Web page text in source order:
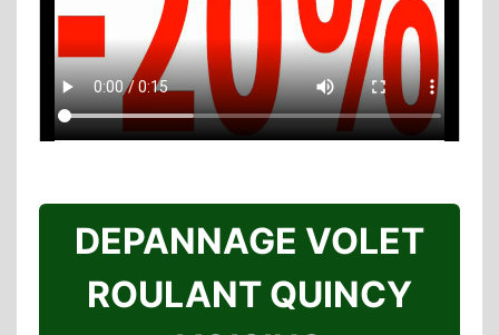
DEPANNAGE VOLET
ROULANT QUINCY